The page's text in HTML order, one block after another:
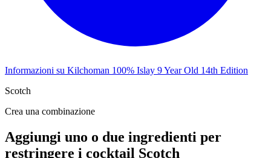
Informazioni su Kilchoman 100% Islay 9 Year Old 14th Edition
Scotch
Crea una combinazione
Aggiungi uno o due ingredienti per
restringere i cocktail Scotch